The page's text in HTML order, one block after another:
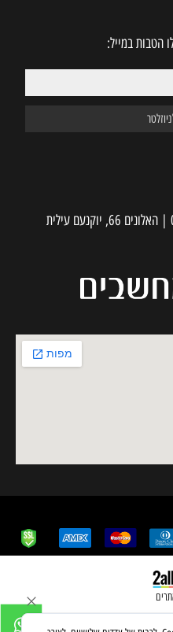
הטבות במייל: